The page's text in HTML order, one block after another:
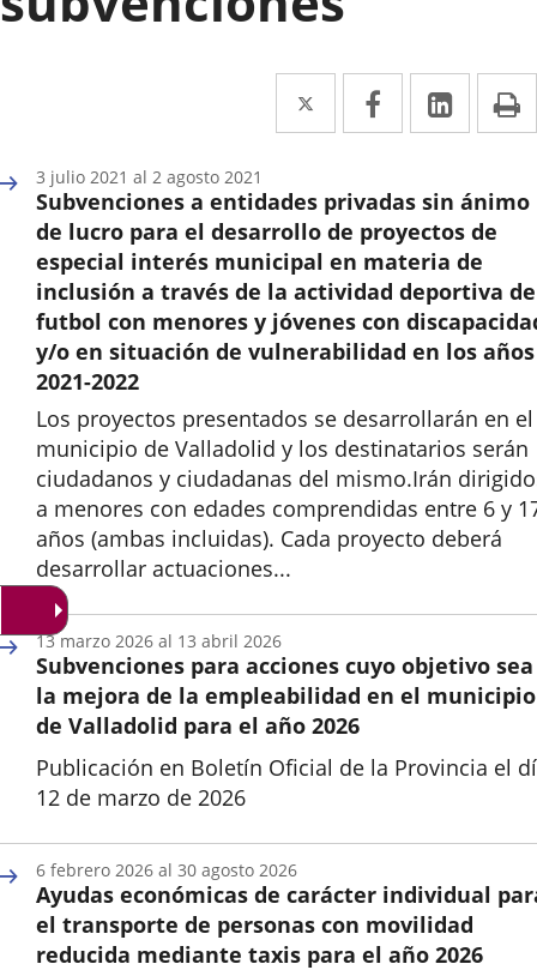
Twitter
Enlace
a
aplicación
externa.
Facebook
Enlace
a
aplicación
externa.
Enlace
a
Subvenciones a entidades privadas sin ánimo
de lucro para el desarrollo de proyectos de
especial interés municipal en materia de
inclusión a través de la actividad deportiva
futbol con menores y jóvenes con
y/o en situación de vulnerabilidad en los años
2021-2022
Los proyectos presentados se desarrollarán en el
municipio de Valladolid y los destinatarios serán
ciudadanos y ciudadanas del mismo.Irán
a menores con edades comprendidas entre 6 y
años (ambas incluidas). Cada proyecto deberá
desarrollar actuaciones...
Inicio
3 julio 2021 al 2 agosto 2021
Subvenciones para acciones cuyo objetivo sea
la mejora de la empleabilidad en el municipio
de Valladolid para el año 2026
Publicación en Boletín Oficial de la Provincia el
12 de marzo de 2026
Inicio
13 marzo 2026 al 13 abril 2026
Ayudas económicas de carácter individual
el transporte de personas con movilidad
reducida mediante taxis para el año 2026
6 febrero 2026 al 30 agosto 2026